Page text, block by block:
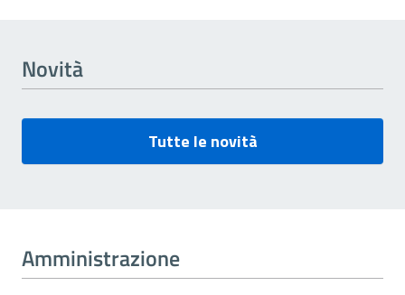
Novità
Tutte le novità
Amministrazione